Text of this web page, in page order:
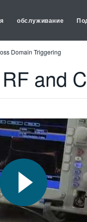
обслуживание
Domain Triggering
and